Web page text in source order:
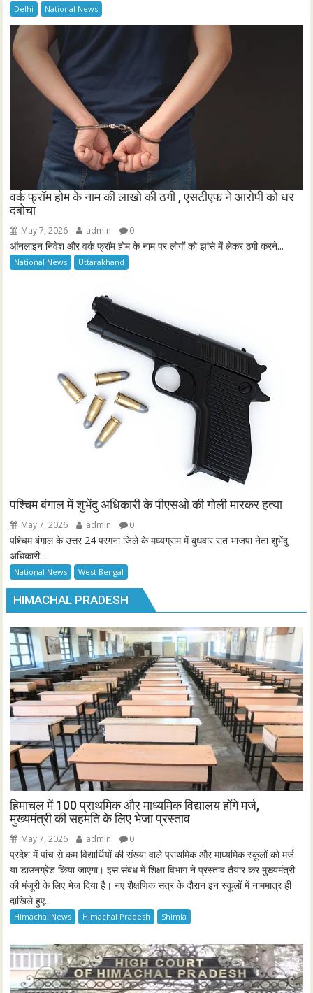
Delhi National News
वर्क फ्रॉम होम के नाम की लाखो की ठगी , एसटीएफ ने आरोपी को धर
दबोचा
May 7, 2026 admin 0
ऑनलाइन निवेश और वर्क फ्रॉम होम के नाम पर लोगों को झांसे में लेकर ठगी करने...
National News Uttarakhand
पश्चिम बंगाल में शुभेंदु अधिकारी के पीएसओ की गोली मारकर हत्या
May 7, 2026 admin 0
पश्चिम बंगाल के उत्तर 24 परगना जिले के मध्यग्राम में बुधवार रात भाजपा नेता शुभेंदु
अधिकारी...
National News West Bengal
HIMACHAL PRADESH
हिमाचल में 100 प्राथमिक और माध्यमिक विद्यालय होंगे मर्ज,
मुख्यमंत्री की सहमति के लिए भेजा प्रस्ताव
May 7, 2026 admin 0
प्रदेश में पांच से कम विद्यार्थियों की संख्या वाले प्राथमिक और माध्यमिक स्कूलों को मर्ज
या डाउनग्रेड किया जाएगा। इस संबंध में शिक्षा विभाग ने प्रस्ताव तैयार कर मुख्यमंत्री
की मंजूरी के लिए भेज दिया है। नए शैक्षणिक सत्र के दौरान इन स्कूलों में नाममात्र ही
दाखिले हुए...
Himachal News Himachal Pradesh Shimla